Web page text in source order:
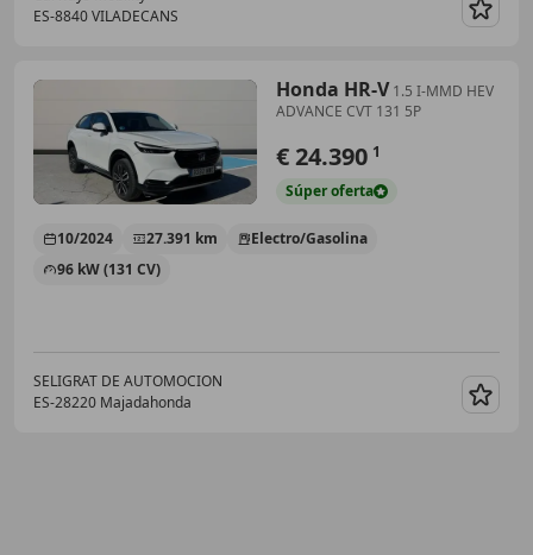
ES-8840 VILADECANS
Honda HR-V 1.5 I-MMD HEV
ADVANCE CVT 131 5P
€ 24.390 1
Súperoferta
10/2024 27.391 km
Electro/Gasolina
96 kW (131 CV)
SELIGRAT DE AUTOMOCION
ES-28220 Majadahonda